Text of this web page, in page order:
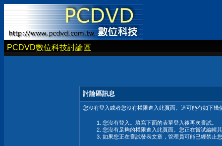
PCDVD數位科技討論區
討論區訊息
您沒有登入或者您沒有權限進入此頁面。這可能有如下幾
您沒有登入。填寫下面的表單登入後再次嘗試。
您沒有足夠的權限進入此頁面。您正在嘗試編輯
如果您正在嘗試發表文章，管理員可能已經禁止